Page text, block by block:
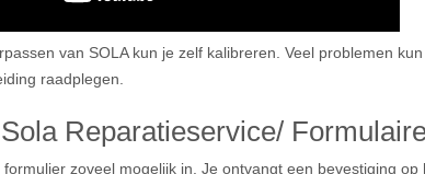
van SOLA kun je zelf kalibreren. Veel problemen
raadplegen.
Reparatieservice/
zoveel mogelijk in. Je ontvangt een bevestiging